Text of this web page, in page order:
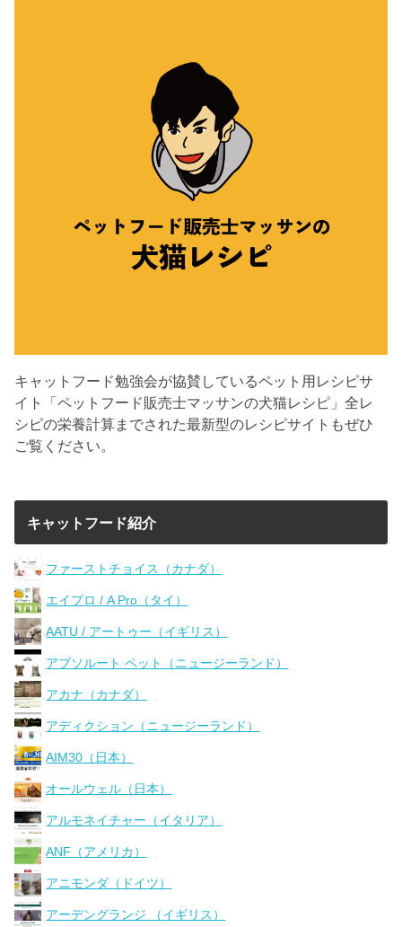
キャットフード勉強会が協賛しているペット用レシピサ
イト「ペットフード販売士マッサンの犬猫レシピ」全レ
シピの栄養計算までされた最新型のレシピサイトもぜひ
ご覧ください。
キャットフード紹介
ファーストチョイス（カナダ）
エイプロ / A Pro（タイ）
AATU / アートゥー（イギリス）
アブソルート ペット（ニュージーランド）
アカナ（カナダ）
アディクション（ニュージーランド）
AIM30（日本）
オールウェル（日本）
アルモネイチャー（イタリア）
ANF（アメリカ）
アニモンダ（ドイツ）
アーデングランジ （イギリス）